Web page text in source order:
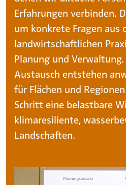
Erfahrungen verbinden.
um konkrete Fragen aus
landwirtschaftlichen
Planung und
Austausch entstehen
für Flächen und
Schritt eine belastbare
klimaresiliente,
Landschaften.